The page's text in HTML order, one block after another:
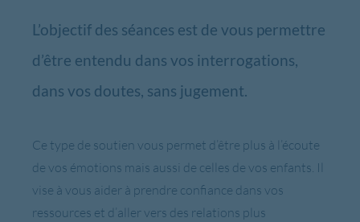
L’objectif des séances est de vous permettre
d’être entendu dans vos interrogations,
dans vos doutes, sans jugement.
Ce type de soutien vous permet d’être plus à l’écoute
de vos émotions mais aussi de celles de vos enfants. Il
vise à vous aider à prendre confiance dans vos
ressources et d’aller vers des relations plus